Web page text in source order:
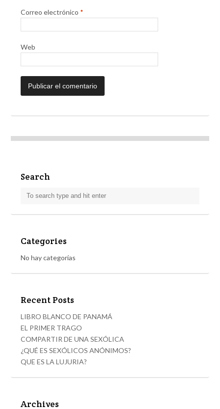
Correo electrónico *
Web
Search
Categories
No hay categorías
Recent Posts
LIBRO BLANCO DE PANAMÁ
EL PRIMER TRAGO
COMPARTIR DE UNA SEXÓLICA
¿QUÉ ES SEXÓLICOS ANÓNIMOS?
QUE ES LA LUJURIA?
Archives